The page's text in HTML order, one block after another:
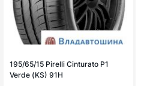
195/65/15 Pirelli Cinturato P1
Verde (KS) 91H